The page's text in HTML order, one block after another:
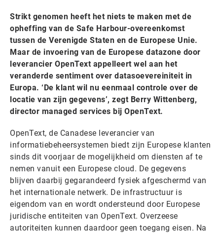
Strikt genomen heeft het niets te maken met de
opheffing van de Safe Harbour-overeenkomst
tussen de Verenigde Staten en de Europese Unie.
Maar de invoering van de Europese datazone door
leverancier OpenText appelleert wel aan het
veranderde sentiment over datasoevereiniteit in
Europa. ‘De klant wil nu eenmaal controle over de
locatie van zijn gegevens’, zegt Berry Wittenberg,
director managed services bij OpenText.
OpenText, de Canadese leverancier van
informatiebeheersystemen biedt zijn Europese klanten
sinds dit voorjaar de mogelijkheid om diensten af te
nemen vanuit een Europese cloud. De gegevens
blijven daarbij gegarandeerd fysiek afgeschermd van
het internationale netwerk. De infrastructuur is
eigendom van en wordt ondersteund door Europese
juridische entiteiten van OpenText. Overzeese
autoriteiten kunnen daardoor geen toegang eisen. Na